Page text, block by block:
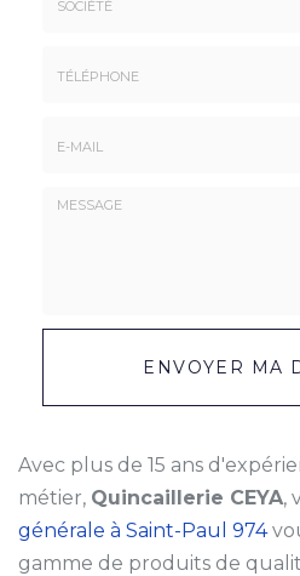
Message
ENVOYER MA
Avec plus de 15 ans
métier, Quincaillerie CEYA,
générale à Saint-Paul 974
gamme de produits de